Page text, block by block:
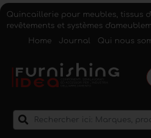
Quincaillerie pour meubles, tissus
revêtements et systèmes
Home
Journal Qui nous